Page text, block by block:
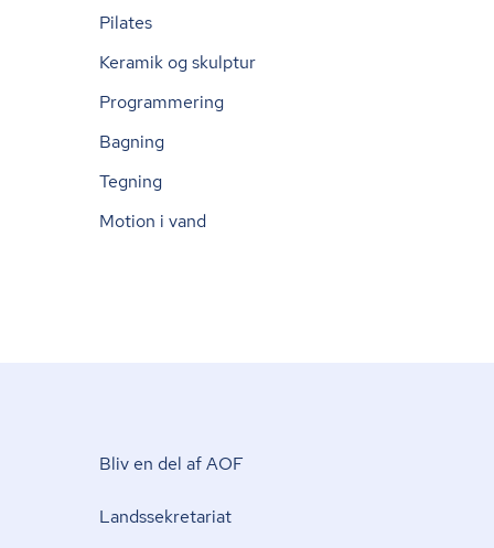
Pilates
Keramik og skulptur
Programmering
Bagning
Tegning
Motion i vand
Bliv en del af AOF
Lands­se­kre­ta­ri­at